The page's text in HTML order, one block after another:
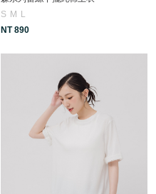
S M
L
NT 890